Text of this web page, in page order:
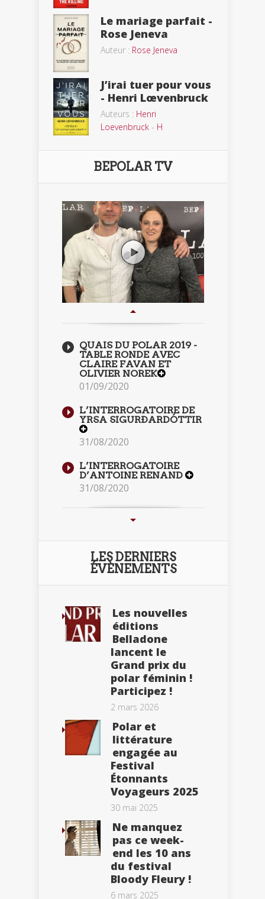
Le mariage parfait -
Rose Jeneva
Auteur : Rose Jeneva
J’irai tuer pour vous
- Henri Lœvenbruck
Auteurs : Henri
Loevenbruck - H
BEPOLAR TV
QUAIS DU POLAR 2019 -
TABLE RONDE AVEC
CLAIRE FAVAN ET
OLIVIER NOREK
01/09/2020
L’INTERROGATOIRE DE
YRSA SIGURÐARDÓTTIR
31/08/2020
L’INTERROGATOIRE
D’ANTOINE RENAND
31/08/2020
LES DERNIERS
ÉVÈNEMENTS
Les nouvelles
éditions
Belladone
lancent le
Grand prix du
polar féminin !
Participez !
2 mars 2026
Polar et
littérature
engagée au
Festival
Étonnants
Voyageurs 2025
30 mai 2025
Ne manquez
pas ce week-
end les 10 ans
du festival
Bloody Fleury !
6 mars 2025